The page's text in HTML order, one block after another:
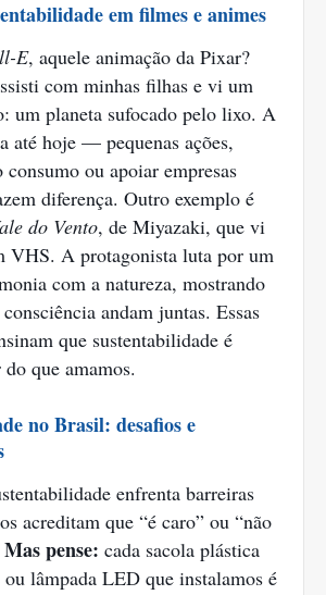
em filmes e animes
E, aquele animação da Pixar?
com minhas filhas e vi um
um planeta sufocado pelo lixo. A
até hoje — pequenas ações,
ou apoiar empresas
diferença. Outro exemplo é
do Vento, de Miyazaki, que vi
VHS. A protagonista luta por um
com a natureza, mostrando
andam juntas. Essas
que sustentabilidade é
que amamos.
no Brasil: desafios e
enfrenta barreiras
acreditam que “é caro” ou “não
Mas pense: cada sacola plástica
ou lâmpada LED que instalamos é